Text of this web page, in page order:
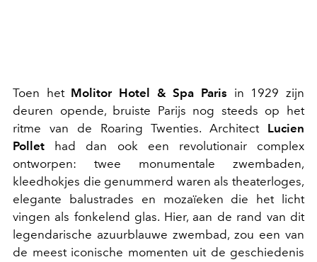
Toen het Molitor Hotel & Spa Paris in 1929 zijn
deuren opende, bruiste Parijs nog steeds op het
ritme van de Roaring Twenties. ArchitectLucien
Pollet had dan ook een revolutionair complex
ontworpen: twee monumentale zwembaden,
kleedhokjes die genummerd waren als theaterloges,
elegante balustrades en mozaïeken die het licht
vingen als fonkelend glas. Hier, aan de rand van dit
legendarische azuurblauwe zwembad, zou een van
de meest iconische momenten uit de geschiedenis